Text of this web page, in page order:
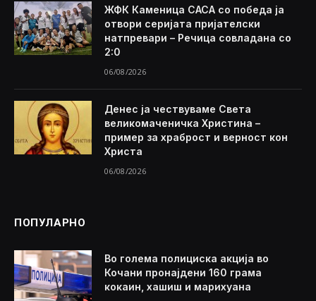
ЖФК Каменица САСА со победа ја
отвори серијата пријателски
натпревари – Речица совладана со
2:0
06/08/2026
Денес ја чествуваме Света
великомаченичка Христина –
пример за храброст и верност кон
Христа
06/08/2026
ПОПУЛАРНО
Во голема полициска акција во
Кочани пронајдени 160 грама
кокаин, хашиш и марихуана